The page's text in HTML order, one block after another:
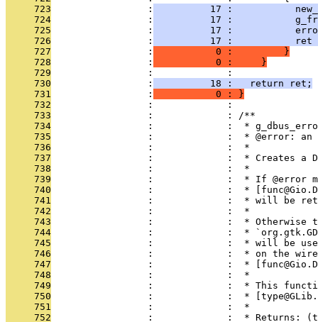
     723
                 :
17 :
     724
                 :
17 :
     725
                 :
17 :
     726
                 :
17 :           ret
     727
                 :
           0 :         }
     728
                 :
           0 :     }
     729
                 :             :
     730
                 :
          18 :   return ret;
     731
                 :
           0 : }
     732
                 :             :
     733
                 :             : /**
     734
:             :  *
     735
:             :  * @error: an
     736
                 :             :  *
     737
:             :  * Creates a
     738
                 :             :  *
     739
:             :  * If @error
     740
:             :  *
     741
:             :  * will be
     742
                 :             :  *
     743
:             :  * Otherwise
     744
:             :  *
     745
:             :  * will be
     746
:             :  * on the
     747
:             :  *
     748
                 :             :  *
     749
:             :  * This
     750
:             :  *
     751
                 :             :  *
     752
:             :  * Returns: